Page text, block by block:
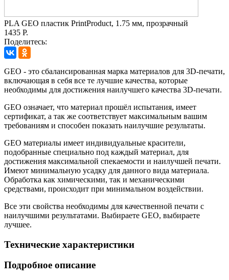
PLA GEO пластик PrintProduct, 1.75 мм, прозрачный
1435 Р.
Поделитесь:
GEO - это сбалансированная марка материалов для 3D-печати,
включающая в себя все те лучшие качества, которые
необходимы для достижения наилучшего качества 3D-печати.
GEO означает, что материал прошёл испытания, имеет
сертификат, а так же соответствует максимальным вашим
требованиям и способен показать наилучшие результаты.
GEO материалы имеет индивидуальные красители,
подобранные специально под каждый материал, для
достижения максимальной спекаемости и наилучшей печати.
Имеют минимальную усадку для данного вида материала.
Обработка как химическими, так и механическими
средствами, происходит при минимальном воздействии.
Все эти свойства необходимы для качественной печати с
наилучшими результатами. Выбираете GEO, выбираете
лучшее.
Технические характеристики
Подробное описание